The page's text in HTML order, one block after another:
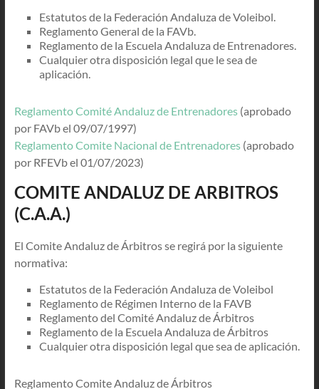
Estatutos de la Federación Andaluza de Voleibol.
Reglamento General de la FAVb.
Reglamento de la Escuela Andaluza de Entrenadores.
Cualquier otra disposición legal que le sea de
aplicación.
Reglamento Comité Andaluz de Entrenadores(aprobado
por FAVb el 09/07/1997)
Reglamento Comite Nacional de Entrenadores(aprobado
por RFEVb el 01/07/2023)
COMITE ANDALUZ DE ARBITROS
(C.A.A.)
El Comite Andaluz de Árbitros se regirá por la siguiente
normativa:
Estatutos de la Federación Andaluza de Voleibol
Reglamento de Régimen Interno de la FAVB
Reglamento del Comité Andaluz de Árbitros
Reglamento de la Escuela Andaluza de Árbitros
Cualquier otra disposición legal que sea de aplicación.
Reglamento Comite Andaluz de Árbitros